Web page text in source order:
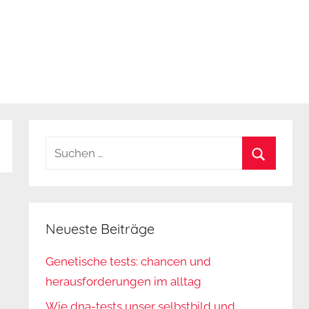
Suchen
Neueste Beiträge
Genetische tests: chancen und
herausforderungen im alltag